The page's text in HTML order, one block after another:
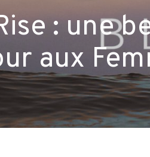
: une
aux